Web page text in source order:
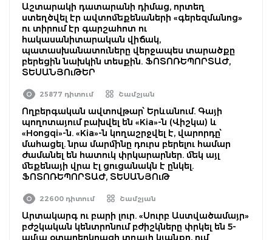
Աշտարակի դատարանի դիմաց, որտեղ
ստեղծվել էր ավտոմեքենաների «գերեզմանոց»
ու տիրում էր գարշահոտ ու
հակասանիտարական վիճակ,
պատասխանատուները վերջապես տարածքը
բերեցին նախկին տեսքին. ՖՈՏՈՌԵՊՈՐՏԱԺ,
ՏԵՍԱՆՅՈւԹԵՐ
25877 դիտում Շամշյան
Ողբերգական ավտովթար՝ Երևանում. Գայի
պողոտայում բախվել են «Kia»-ն (Վիշկա) և
«Hongqi»-ն. «Kia»-ն կողաշրջվել է, վարորդը՝
մահացել. նրա մարմինը դուրս բերելու համար
ժամանել են հատուկ փրկարարներ. մեկ այլ
մեքենայի վրա էլ ցուցանակն է ընկել.
ՖՈՏՈՌԵՊՈՐՏԱԺ, ՏԵՍԱՆՅՈւԹ
22600 դիտում Շամշյան
Արտակարգ ու բարի լուր. «Սուրբ Աստվածամայր»
բժշկական կենտրոնում բժիշկները փրկել են 5-
ամյա օտարերկրացի տղայի կյանքը, ում